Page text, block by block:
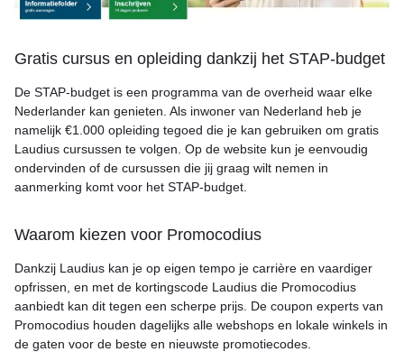
Gratis cursus en opleiding dankzij het STAP-budget
De STAP-budget is een programma van de overheid waar elke
Nederlander kan genieten. Als inwoner van Nederland heb je
namelijk €1.000 opleiding tegoed die je kan gebruiken om gratis
Laudius cursussen te volgen. Op de website kun je eenvoudig
ondervinden of de cursussen die jij graag wilt nemen in
aanmerking komt voor het STAP-budget.
Waarom kiezen voor Promocodius
Dankzij Laudius kan je op eigen tempo je carrière en vaardiger
opfrissen, en met de kortingscode Laudius die Promocodius
aanbiedt kan dit tegen een scherpe prijs. De coupon experts van
Promocodius houden dagelijks alle webshops en lokale winkels in
de gaten voor de beste en nieuwste promotiecodes.